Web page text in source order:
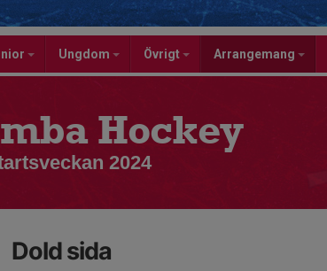
Ungdom Övrigt Arrangemang
Hockey
2024
Dold sida